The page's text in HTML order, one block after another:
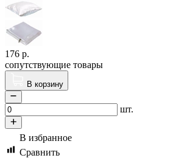
176 р.
сопутствующие товары
В корзину
шт.
В избранное
Сравнить